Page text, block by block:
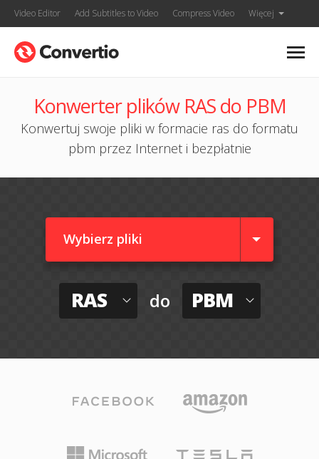
Video Editor Add Subtitles to Video Compress Video Więcej
Konwerter plików RAS do PBM
Konwertuj swoje pliki w formacie ras do formatu
pbm przez Internet i bezpłatnie
Wybierz pliki
RAS do PBM